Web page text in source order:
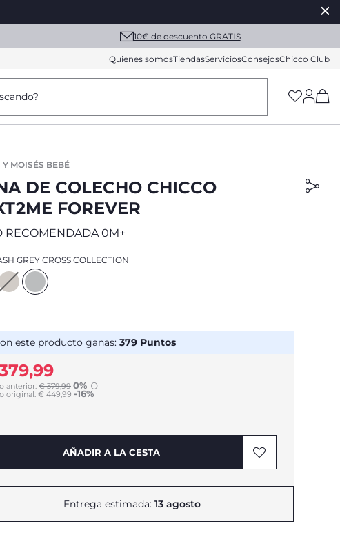
10€ de descuento GRATIS
Quienes somosTiendasServiciosConsejosChicco Club
Y MOISÉS BEBÉ
DE COLECHO CHICCO
FOREVER
RECOMENDADA 0M+
GREY CROSS COLLECTION
este producto ganas: 379 Puntos
original: € 449,99 -16%
anterior: € 379,99 0%
AÑADIR A LA CESTA
Entrega estimada: 13 agosto